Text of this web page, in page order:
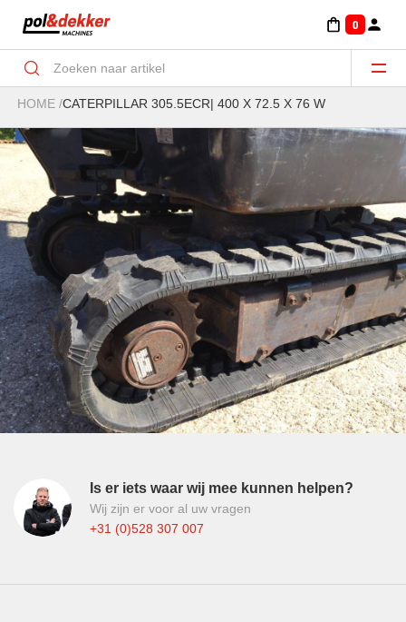
0
Aanbouwdelen Minigraver-Graven/klemmen
HOME /CATERPILLAR 305.5ECR| 400 X 72.5 X 76 W
Is er iets waar wij mee kunnen helpen?
Wij zijn er voor al uw vragen
+31 (0)528 307 007